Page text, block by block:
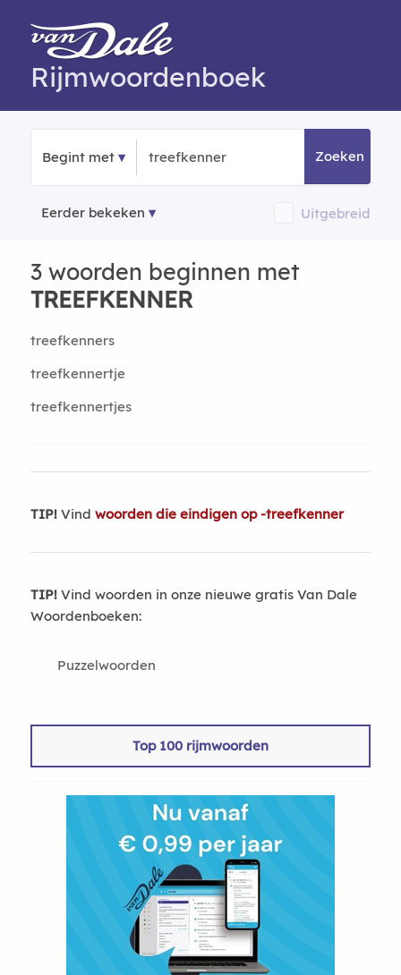
Rijmwoordenboek
Begint met Zoeken
Eerder bekeken Uitgebreid
3 woorden beginnen met
TREEFKENNER
treefkenners
treefkennertje
treefkennertjes
TIP!Vind woorden die eindigen op -treefkenner
TIP!Vind woorden in onze nieuwe gratis Van Dale
Woordenboeken:
Puzzelwoorden
Top 100 rijmwoorden